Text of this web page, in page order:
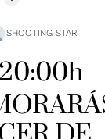
SHOOTING STAR